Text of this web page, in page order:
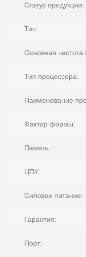
Статус продукции:
Тип:
Основная частота
Тип процессора:
Наименование
Фактор формы:
Память:
ЦПУ:
Силовое питание:
Гарантия:
Порт: